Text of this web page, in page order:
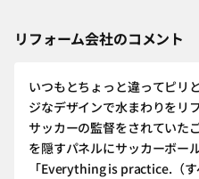
リフォーム会社のコメント
いつもとちょっと違ってピリ
ジなデザインで水まわりをリ
サッカーの監督をされていた
を隠すパネルにサッカーボー
「Everything is practice.（